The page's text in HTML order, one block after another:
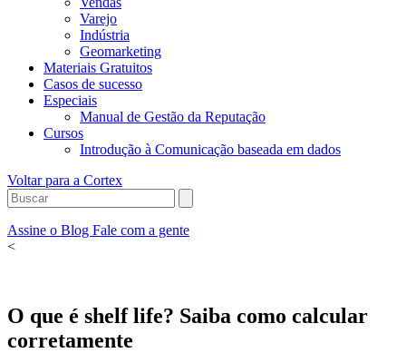
Varejo
Indústria
Geomarketing
Materiais Gratuitos
Casos de sucesso
Especiais
Manual de Gestão da Reputação
Cursos
Introdução à Comunicação baseada em dados
Voltar para a Cortex
Assine o Blog Fale com a gente
<
O que é shelf life? Saiba como calcular
corretamente